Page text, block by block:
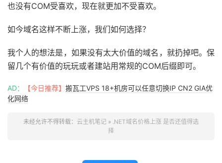
也没有COM受喜欢，现在就更加不受喜欢。
如今域名这样不断上涨，我们如何选择？
我个人的想法是，如果没有太大价值的域名，就扔掉吧。保
留几个有价值的玩玩或者建站用常规的COM后缀即可。
AD： 【今日推荐】 搬瓦工VPS 18+机房可以任意切换IP CN2 GIA优
化网络
未经允许不得转载： 云主机笔记 » .NET域名价格上涨 是否还值得选
择